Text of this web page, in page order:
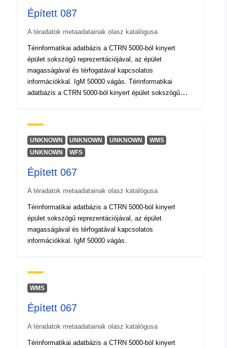
Azonosítók:
Épített 087
A téradatok metaadatainak olasz katalógusa
Térinformatikai adatbázis a CTRN 5000-ból kinyert
épület sokszögű reprezentációjával, az épület
magasságával és térfogatával kapcsolatos
információkkal. IgM 50000 vágás. Térinformatikai
adatbázis a CTRN 5000-ból kinyert épület sokszögű
vágás.
UNKNOWN UNKNOWN UNKNOWN
WMS
UNKNOWN
WFS
Épített 067
A téradatok metaadatainak olasz katalógusa
Térinformatikai adatbázis a CTRN 5000-ból kinyert
épület sokszögű reprezentációjával, az épület
magasságával és térfogatával kapcsolatos
információkkal. IgM 50000 vágás.
WMS
Épített 067
A téradatok metaadatainak olasz katalógusa
Térinformatikai adatbázis a CTRN 5000-ból kinyert